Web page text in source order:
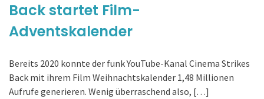
Back startet Film-
Adventskalender
Bereits 2020 konnte der funk YouTube-Kanal Cinema Strikes
Back mit ihrem Film Weihnachtskalender 1,48 Millionen
Aufrufe generieren. Wenig überraschend also, […]